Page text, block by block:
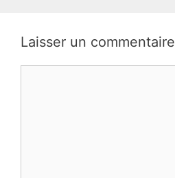
Laisser un commentaire